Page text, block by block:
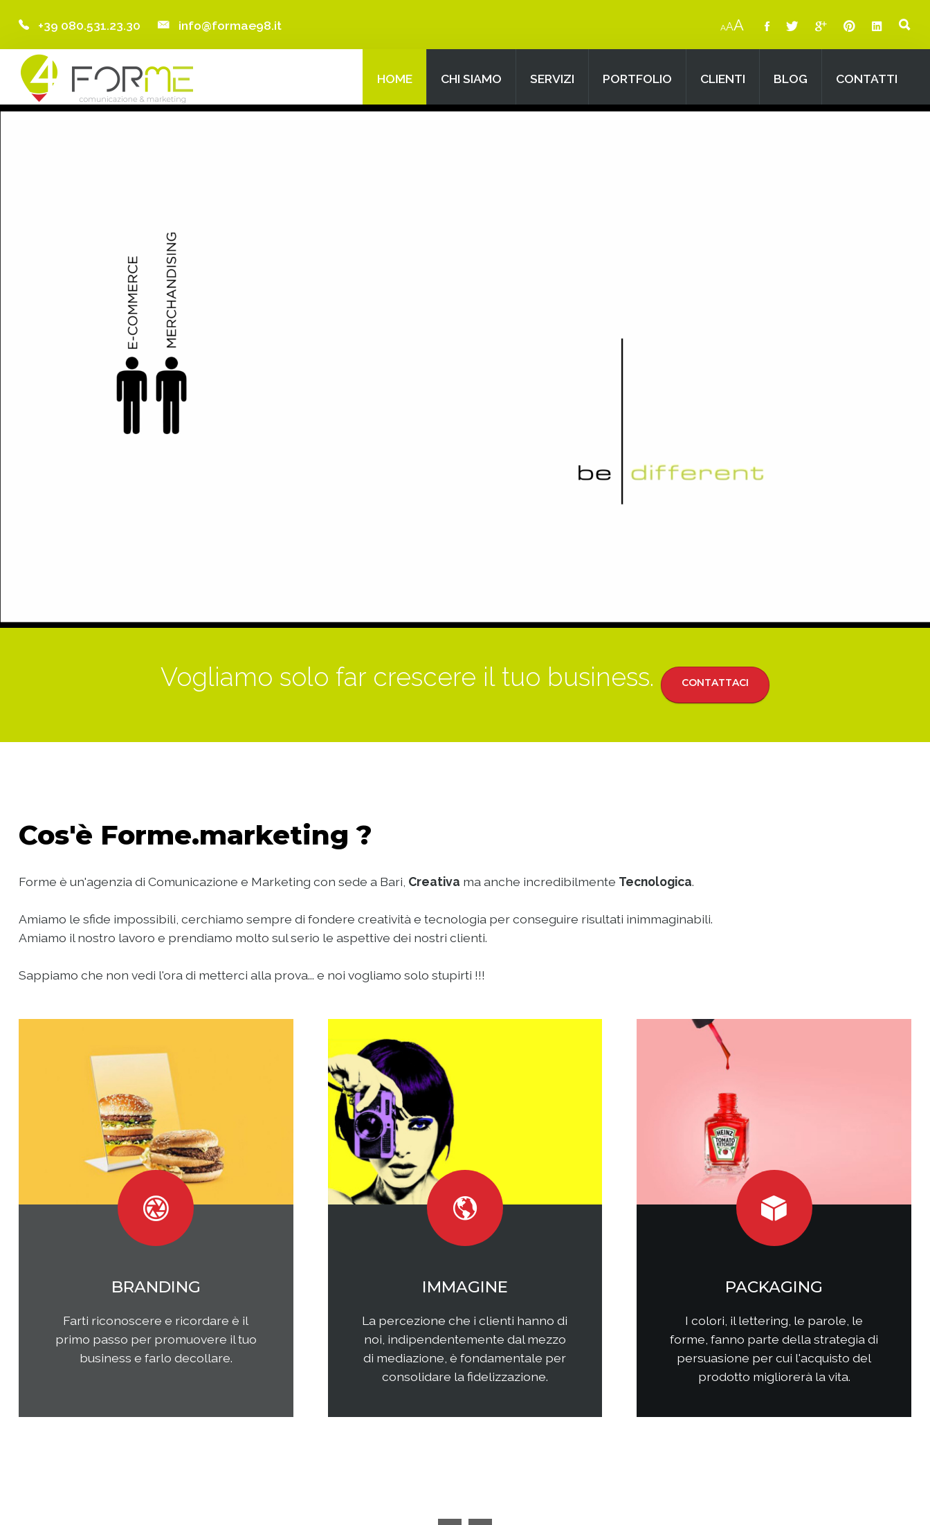
Home
Chi Siamo
+39 080.531.23.30 info@formae98.it
Searchour Site
AAA
HOME CHI SIAMO SERVIZI PORTFOLIO CLIENTI BLOG CONTATTI
Vogliamo solo far crescere il tuo business. CONTATTACI
Cos'è Forme.marketing ?
Forme è un'agenzia di Comunicazione e Marketing con sede a Bari, Creativa ma anche incredibilmente Tecnologica.
Amiamo le sfide impossibili, cerchiamo sempre di fondere creatività e tecnologia per conseguire risultati inimmaginabili.
Amiamo il nostro lavoro e prendiamo molto sul serio le aspettive dei nostri clienti.
Sappiamo che non vedi l'ora di metterci alla prova... e noi vogliamo solo stupirti !!!
MARKETING
Qual è il tuo rapporto con i clienti e
come questi ultimi percepiscono la
tua impresa e i tuoi prodotti o
riferimento?
WEB MARKETING
Il web continua ad essere una
frontiera non facilmente
raggiungibile perchè considerata
semplice ed immediata. Avere
attenta analisi che una specifica
SOCIAL MEDIA
Come questi nuovi media
interagiscono con i consumatori?
Come interagire con clienti/utenti
Come comporre la strategia di